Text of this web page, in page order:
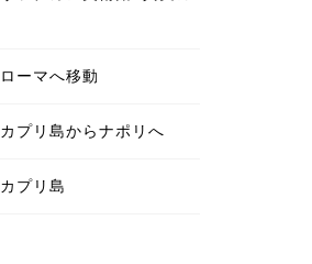
ーマへ移動
プリ島からナポリへ
プリ島